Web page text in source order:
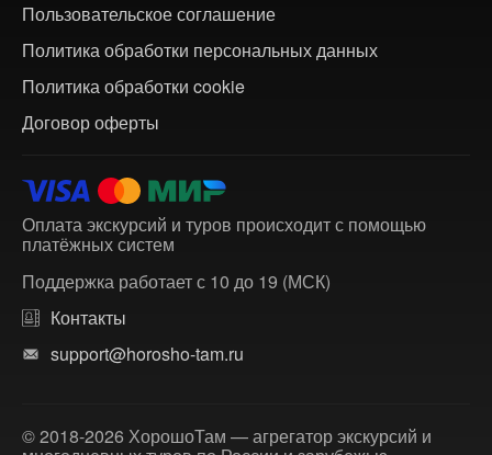
Пользовательское соглашение
Политика обработки персональных данных
Политика обработки cookie
Договор оферты
Оплата экскурсий и туров происходит с помощью
платёжных систем
Поддержка работает с 10 до 19 (МСК)
Контакты
support@horosho-tam.ru
© 2018-2026 ХорошоТам — агрегатор экскурсий и